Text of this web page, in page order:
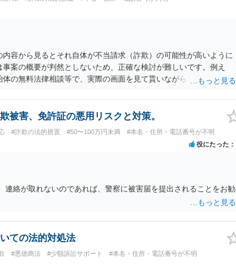
容から見るとそれ自体が不当請求（詐欺）の可能性が高いように
案の概要が判然としないため、正確な検討が難しいです。例え
の無料法律相談等で、実際の画面を見て貰いながらアドバイスう
被害、免許証の悪用リスクと対策。
#詐欺の法的措置 #50〜100万円未満 #本名・住所・電話番号が不明
役にたった
連絡が取れないのであれば、警察に被害届を提出されることをお勧
ての法的対処法
#悪徳商法 #少額訴訟サポート
#本名・住所・電話番号が不明